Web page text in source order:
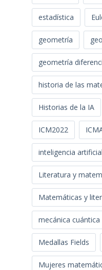
estadística
geometría
geometría
historia de las
Historias de la IA
ICM2022
inteligencia artificial
Literatura y
Matemáticas y
mecánica cuántica
Medallas Fields
Mujeres